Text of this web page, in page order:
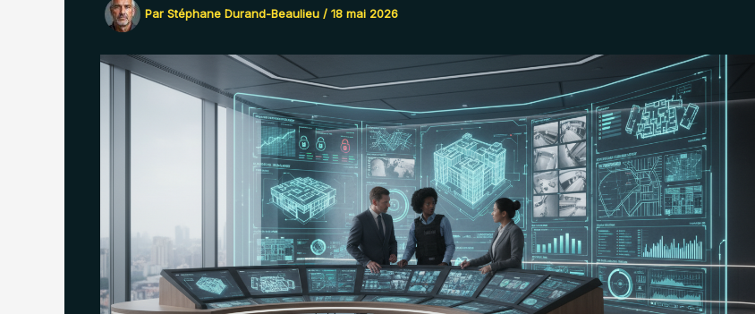
Par Stéphane Durand-Beaulieu / 18 mai 2026